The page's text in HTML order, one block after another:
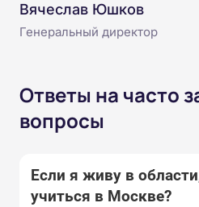
Вячеслав Юшков
Генеральный директор
Ответы на часто
вопросы
Если я живу в
учиться в Москве?